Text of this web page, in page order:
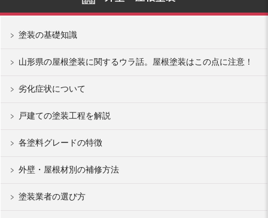
塗装の基礎知識
山形県の屋根塗装に関するウラ話。屋根塗装はこの点に注意！
劣化症状について
戸建ての塗装工程を解説
各塗料グレードの特徴
外壁・屋根材別の補修方法
塗装業者の選び方